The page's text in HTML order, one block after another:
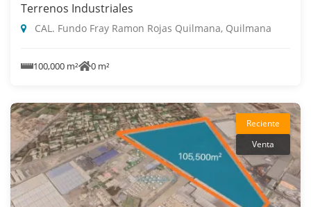
Terrenos Industriales
CAL. Fundo Fray Ramon Rojas Quilmana, Quilmana
100,000 m² 0 m²
Reciente
Venta